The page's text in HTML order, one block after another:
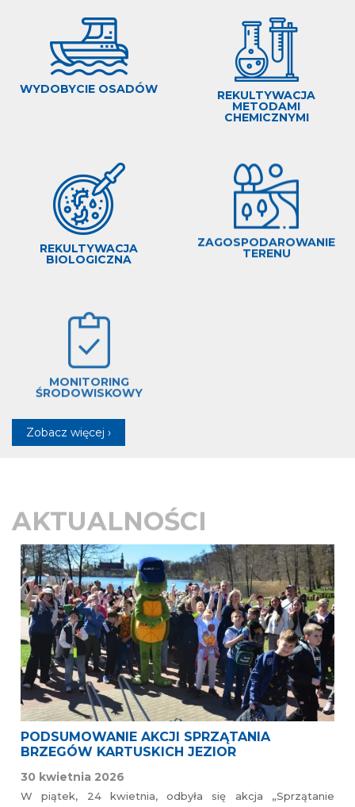
WYDOBYCIE OSADÓW REKULTYWACJA
METODAMI
CHEMICZNYMI
REKULTYWACJA
BIOLOGICZNA
ZAGOSPODAROWANIE
TERENU
MONITORING
ŚRODOWISKOWY
Zobacz więcej ›
PODSUMOWANIE AKCJI SPRZĄTANIA
BRZEGÓW KARTUSKICH JEZIOR
30 kwietnia 2026
W piątek, 24 kwietnia, odbyła się akcja „Sprzątanie